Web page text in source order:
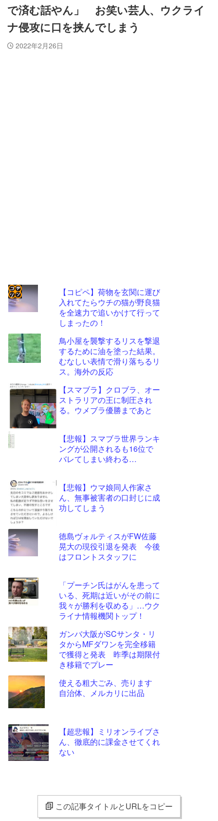
で済む話やん」 お笑い芸人、ウクライ
ナ侵攻に口を挟んでしまう
2022年2月26日
【コピペ】荷物を玄関に運び
入れてたらウチの猫が野良猫
を全速力で追いかけて行って
しまったの！
鳥小屋を襲撃するリスを撃退
するために油を塗った結果。
むなしい表情で滑り落ちるリ
ス。海外の反応
【スマブラ】クロブラ、オー
ストラリアの王に制圧され
る。ウメブラ優勝まであと
【悲報】スマブラ世界ランキ
ングが公開されるも16位で
バレてしまい終わる…
【悲報】ウマ娘同人作家さ
ん、無事被害者の口封じに成
功してしまう
徳島ヴォルティスがFW佐藤
晃大の現役引退を発表 今後
はフロントスタッフに
「プーチン氏はがんを患って
いる、死期は近いがその前に
我々が勝利を収める」…ウク
ライナ情報機関トップ！
ガンバ大阪がSCサンタ・リ
タからMFダワンを完全移籍
で獲得と発表 昨季は期限付
き移籍でプレー
使える粗大ごみ、売ります
自治体、メルカリに出品
【超悲報】ミリオンライブさ
ん、徹底的に課金させてくれ
ない
コテ
- 固
定リ
ンク
更新
この記事タイトルとURLをコピー